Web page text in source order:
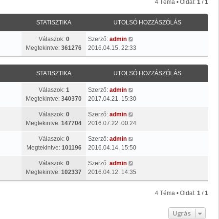
4 Téma • Oldal: 1 /1
STATISZTIKA UTOLSÓ HOZZÁSZÓLÁS
Válaszok: 0
Megtekintve: 361276
Szerző: admin
2016.04.15. 22:33
STATISZTIKA UTOLSÓ HOZZÁSZÓLÁS
Válaszok: 1
Megtekintve: 340370
Szerző: admin
2017.04.21. 15:30
Válaszok: 0
Megtekintve: 147704
Szerző: admin
2016.07.22. 00:24
Válaszok: 0
Megtekintve: 101196
Szerző: admin
2016.04.14. 15:50
Válaszok: 0
Megtekintve: 102337
Szerző: admin
2016.04.12. 14:35
4 Téma • Oldal: 1 /1
Ugrás